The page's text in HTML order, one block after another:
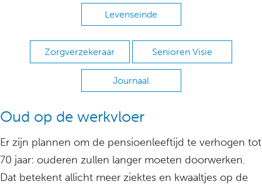
Levenseinde
Zorgverzekeraar Senioren Visie
Journaal
Oud op de werkvloer
Er zijn plannen om de pensioenleeftijd te verhogen tot
70 jaar: ouderen zullen langer moeten doorwerken.
Dat betekent allicht meer ziektes en kwaaltjes op de